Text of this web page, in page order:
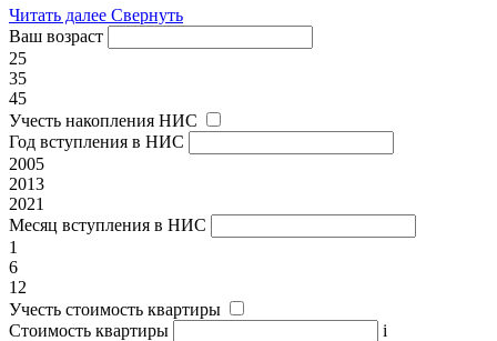
Читать далее Свернуть
Ваш возраст
25
35
45
Учесть накопления НИС
Год вступления в НИС
2005
2013
2021
Месяц вступления в НИС
1
6
12
Учесть стоимость квартиры
Стоимость квартиры
i